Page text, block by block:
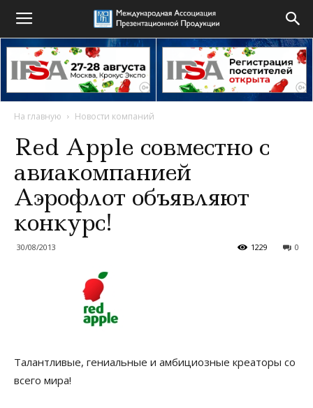
На главную Новости компаний
Red Apple совместно с
авиакомпанией
Аэрофлот объявляют
конкурс!
30/08/2013 0
1229
Талантливые, гениальные и амбициозные креаторы со
всего мира!